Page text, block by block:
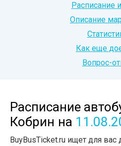
Расписание
Описание
Как еще
Вопрос-
Расписание
Кобрин на
BuyBusTicket.ru ищет для